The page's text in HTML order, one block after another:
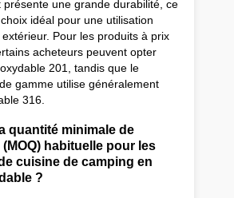
présente une grande durabilité, ce
idéal pour une utilisation
Pour les produits à prix
acheteurs peuvent opter
201, tandis que le
gamme utilise généralement
316.
quantité minimale de
habituelle pour les
cuisine de camping en
?